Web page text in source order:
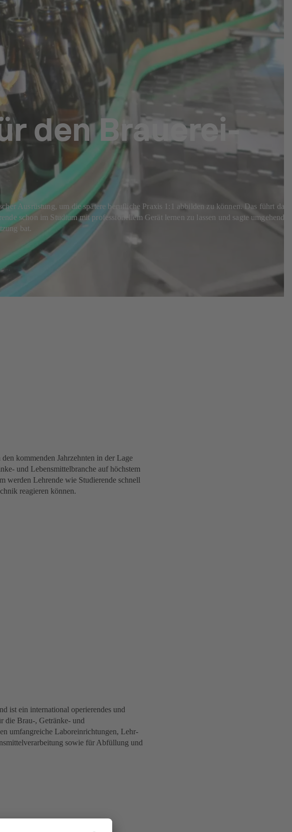
den Brauerei-
Ausrüstung, um die spätere berufliche Praxis 1:1 abbilden zu können. Das führt
schon im Studium mit professionellem Gerät lernen zu lassen und sagte umgehend
bat.
kommenden Jahrzehnten in der Lage
und Lebensmittelbranche auf höchstem
werden Lehrende wie Studierende schnell
reagieren können.
ist ein international operierendes und
die Brau-, Getränke- und
umfangreiche Laboreinrichtungen, Lehr-
sowie für Abfüllung und